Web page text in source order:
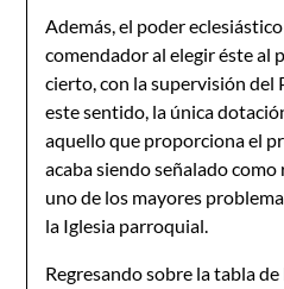
Además, el poder
comendador al elegir éste al
cierto, con la supervisión del
este sentido, la única
aquello que proporciona el
acaba siendo señalado
uno de los mayores
la Iglesia parroquial.
Regresando sobre la tabla